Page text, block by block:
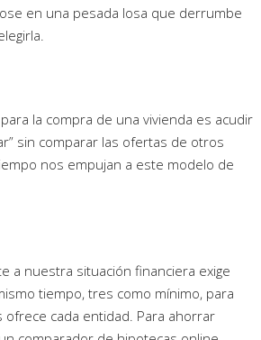
en una pesada losa que derrumbe
la compra de una vivienda es acudir
sin comparar las ofertas de otros
nos empujan a este modelo de
a nuestra situación financiera exige
tiempo, tres como mínimo, para
cada entidad. Para ahorrar